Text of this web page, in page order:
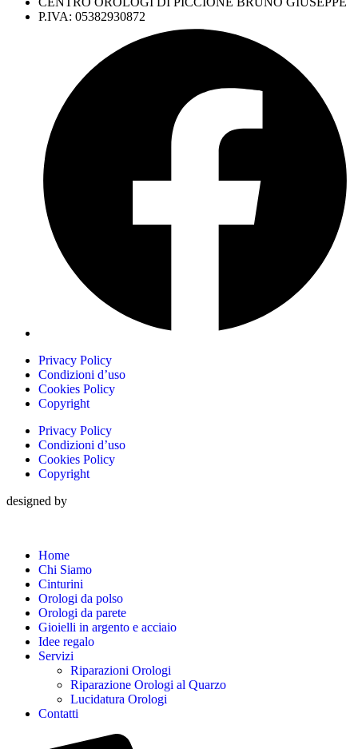
P.IVA: 05382930872
Privacy Policy
Condizioni d’uso
Cookies Policy
Copyright
Privacy Policy
Condizioni d’uso
Cookies Policy
Copyright
designed by
Home
Chi Siamo
Cinturini
Orologi da polso
Orologi da parete
Gioielli in argento e acciaio
Idee regalo
Servizi
Riparazioni Orologi
Riparazione Orologi al Quarzo
Lucidatura Orologi
Contatti